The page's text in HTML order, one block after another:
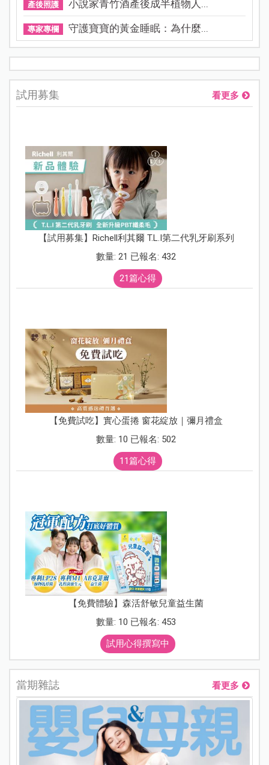
產後照護 小說家青竹酒產後成半植物人...
專家專欄 守護寶寶的黃金睡眠：為什麼...
試用募集 看更多
【試用募集】Richell利其爾 T.L.I第二代乳牙刷系列
數量: 21 已報名: 432
21篇心得
【免費試吃】實心蛋捲 窗花綻放｜彌月禮盒
數量: 10 已報名: 502
11篇心得
【免費體驗】森活舒敏兒童益生菌
數量: 10 已報名: 453
試用心得撰寫中
當期雜誌 看更多